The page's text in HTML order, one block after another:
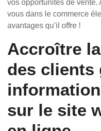
vos opportunités de vente.
vous dans le commerce
avantages qu’il offre !
Accroître
des clients
sur le site